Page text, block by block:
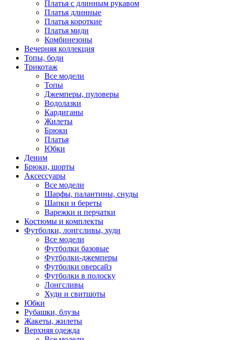
Платья с длинным рукавом
Платья длинные
Платья короткие
Платья миди
Комбинезоны
Вечерняя коллекция
Топы, боди
Трикотаж
Все модели
Топы
Джемперы, пуловеры
Водолазки
Кардиганы
Жилеты
Брюки
Платья
Юбки
Деним
Брюки, шорты
Аксессуары
Все модели
Шарфы, палантины, снуды
Шапки и береты
Варежки и перчатки
Костюмы и комплекты
Футболки, лонгсливы, худи
Все модели
Футболки базовые
Футболки-джемперы
Футболки оверсайз
Футболки в полоску
Лонгсливы
Худи и свитшоты
Юбки
Рубашки, блузы
Жакеты, жилеты
Верхняя одежда